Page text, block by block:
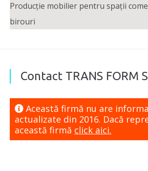
Producție mobilier pentru spații
birouri
Contact TRANS FORM
Această firmă nu are
actualizate din 2016. Dacă
această firmă click aici.